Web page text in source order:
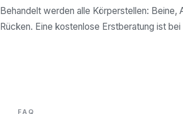
Behandelt werden alle Körperstellen: Beine,
Rücken. Eine kostenlose Erstberatung ist
FAQ